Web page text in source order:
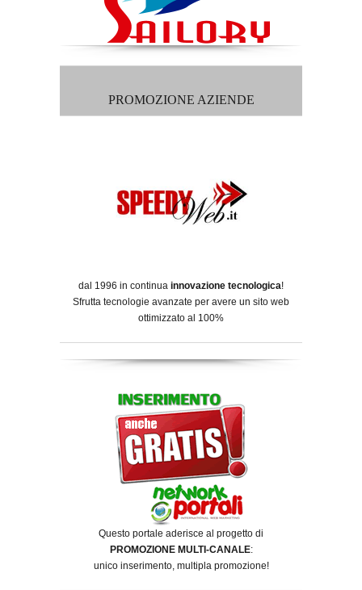
PROMOZIONE AZIENDE
dal 1996 in continua innovazione tecnologica!
Sfrutta tecnologie avanzate per avere un sito web
ottimizzato al 100%
Questo portale aderisce al progetto di
PROMOZIONE MULTI-CANALE:
unico inserimento, multipla promozione!